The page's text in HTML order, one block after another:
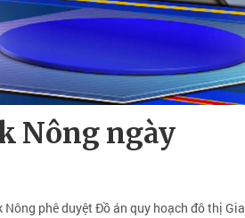
Nông ngày
phê duyệt Đồ án quy hoạch đô thị Gia